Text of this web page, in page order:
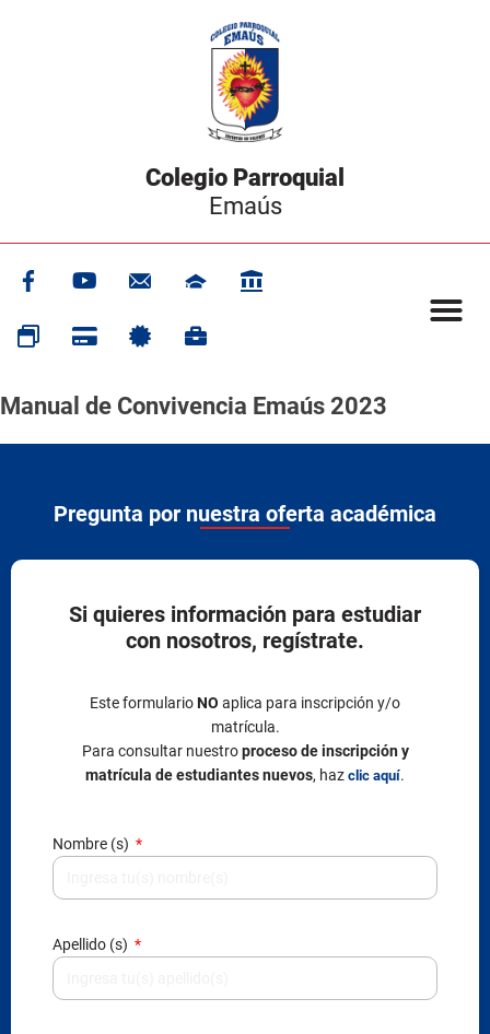
Colegio Parroquial
Emaús
Manual de Convivencia Emaús 2023
Pregunta por nuestra oferta académica
Si quieres información para estudiar
con nosotros, regístrate.
Este formularioNO aplica para inscripción y/o
matrícula.
Para consultar nuestroproceso de inscripción y
matrícula de estudiantes nuevos, haz clic aquí.
Nombre (s)
Apellido (s)